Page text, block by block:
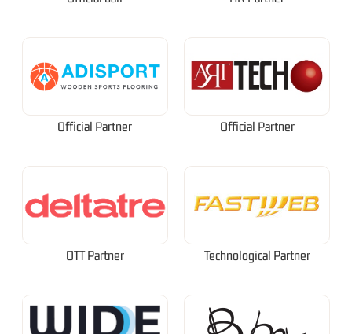
Official Partner Official Partner
OTT Partner Technological Partner